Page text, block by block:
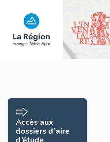
Accès aux
dossiers d’aire